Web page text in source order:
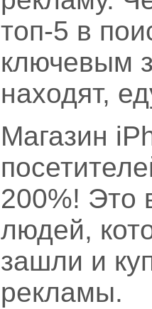
топ-5 в
ключевым
находят,
Магазин
200%! Это
людей,
зашли и
рекламы.